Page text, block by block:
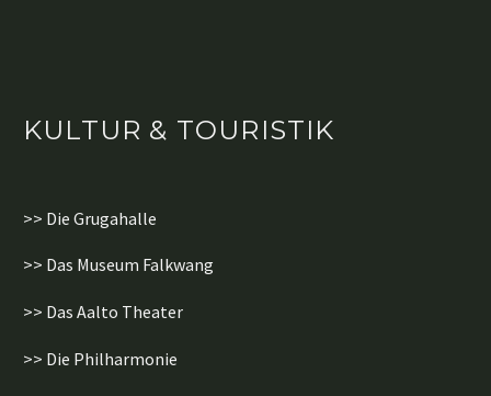
KULTUR & TOURISTIK
>> Die Grugahalle
>> Das Museum Falkwang
>> Das Aalto Theater
>> Die Philharmonie